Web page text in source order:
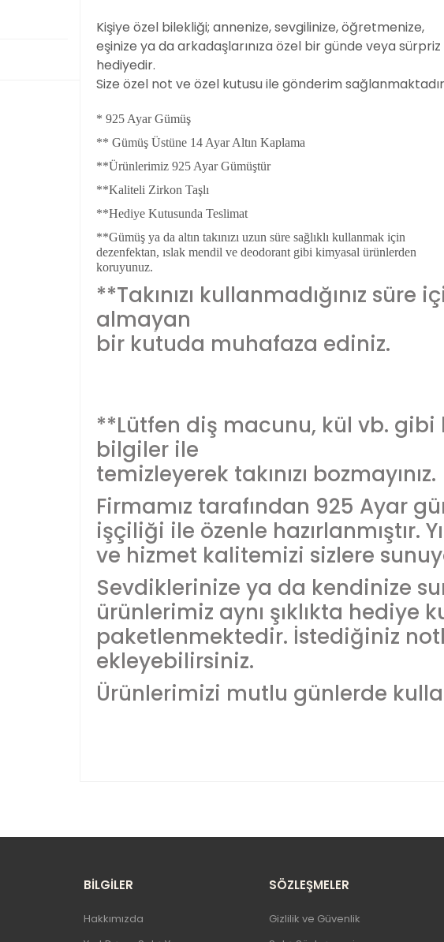
Kişiye özel bilekliği; annenize, sevgilinize, öğretmenize,
eşinize ya da arkadaşlarınıza özel bir günde veya
hediyedir.
Size özel not ve özel kutusu ile gönderim
* 925 Ayar Gümüş
** Gümüş Üstüne 14 Ayar Altın Kaplama
**Ürünlerimiz 925 Ayar Gümüştür
**Kaliteli Zirkon Taşlı
**Hediye Kutusunda Teslimat
**Gümüş ya da altın takınızı uzun süre sağlıklı kullanmak için
dezenfektan, ıslak mendil ve deodorant gibi kimyasal ürünlerden
koruyunuz.
**Takınızı kullanmadığınız
almayan
bir kutuda muhafaza ediniz.
**Lütfen diş macunu, kül vb.
bilgiler ile
temizleyerek takınızı bozmayınız.
Firmamız tarafından 925 Ayar
işçiliği ile özenle hazırlanmıştır.
ve hizmet kalitemizi sizlere
Sevdiklerinize ya da kendinize
ürünlerimiz aynı şıklıkta hediye
paketlenmektedir. İstediğiniz
ekleyebilirsiniz.
Ürünlerimizi mutlu günlerde
Ürün açıklamasında eksik bilgiler bulunuyor.
Ürün fiyatı diğer sitelerden daha pahalı.
BİLGİLER
Hakkımızda
SÖZLEŞMELER
Gizlilik ve Güvenlik